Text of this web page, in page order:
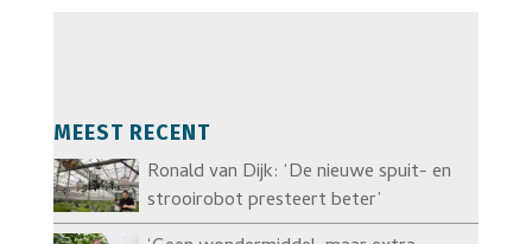
MEEST RECENT
Ronald van Dijk: ‘De nieuwe spuit- en
strooirobot presteert beter’